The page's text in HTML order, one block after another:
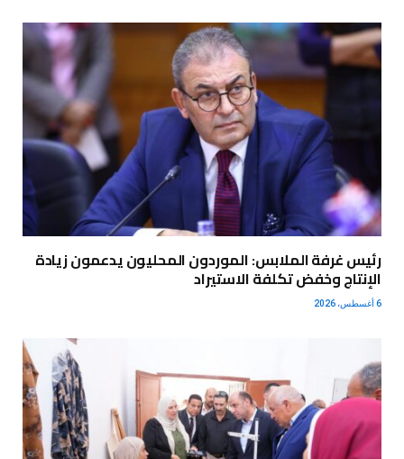
رئيس غرفة الملابس: الموردون المحليون يدعمون زيادة
الإنتاج وخفض تكلفة الاستيراد
6 أغسطس، 2026